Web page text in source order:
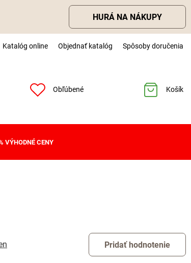
HURÁ NA NÁKUPY
Katalóg online Objednať katalóg Spôsoby doručenia
Obľúbené Košík
VÝHODNÉ CENY
Pridať hodnotenie